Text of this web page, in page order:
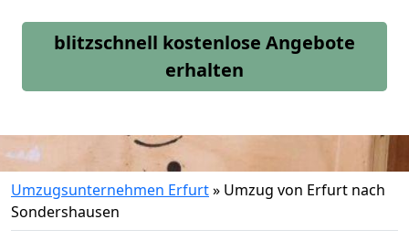
blitzschnell kostenlose Angebote
erhalten
Umzugsunternehmen Erfurt» Umzug von Erfurt nach
Sondershausen